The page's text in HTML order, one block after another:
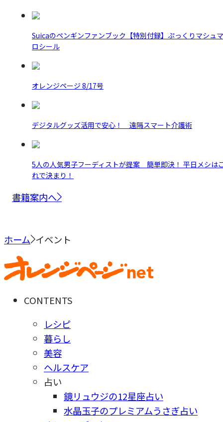
Suicaのペンギンファンブック【特別付録】ぷっくりマシュマ
ロシール
オレンジページ 8/17号
デジタルグッズ活用で安心！ 遠隔スマート介護術
5人の人気男子フーディストが提案 簡単即決！ 平日メシは
れで決まり！
書籍案内へ
ホーム イベント
CONTENTS
レシピ
暮らし
美容
ヘルスケア
占い
鏡リュウジの12星座占い
水晶玉子のプレミアムうさぎ占い